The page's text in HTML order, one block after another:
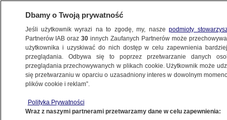
ŚWIAT
ma Billa Clintona"
Dbamy o Twoją prywatność
Jeśli użytkownik wyrazi na to zgodę, my, naszepodmioty
Partnerów IAB oraz30 innych Zaufanych Partnerów może
użytkownika i uzyskiwać do nich dostęp w celu zapewnienia
przeglądania. Odbywa się to poprzez przetwarzanie danych
przeglądania przechowywanych w plikach cookie. Użytkownik może
się przetwarzaniu w oparciu o uzasadniony interes w dowolnym
plików cookie i reklam”.
Polityka Prywatności
Wraz z naszymi partnerami przetwarzamy dane w celu zapewnienia: